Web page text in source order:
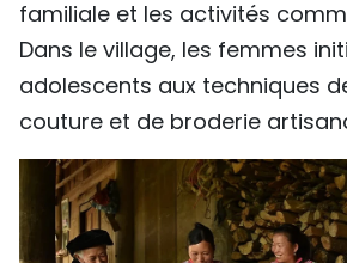
familiale et les activités
Dans le village, les femmes
adolescents aux techniques
couture et de broderie